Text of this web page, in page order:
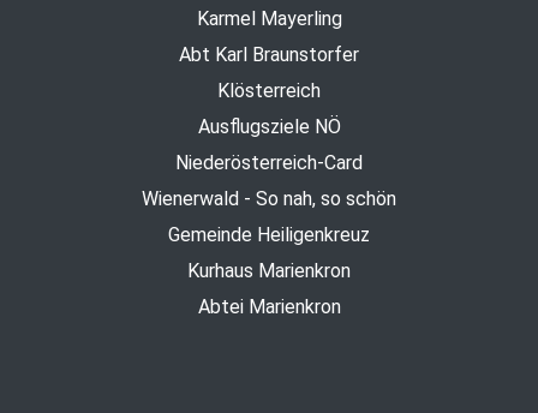
Karmel Mayerling
Abt Karl Braunstorfer
Klösterreich
Ausflugsziele NÖ
Niederösterreich-Card
Wienerwald - So nah, so schön
Gemeinde Heiligenkreuz
Kurhaus Marienkron
Abtei Marienkron